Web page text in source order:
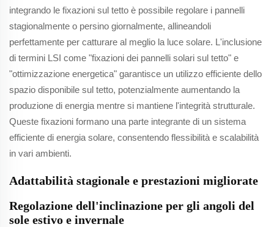
integrando le fixazioni sul tetto è possibile regolare i pannelli
stagionalmente o persino giornalmente, allineandoli
perfettamente per catturare al meglio la luce solare. L'inclusione
di termini LSI come "fixazioni dei pannelli solari sul tetto" e
"ottimizzazione energetica" garantisce un utilizzo efficiente dello
spazio disponibile sul tetto, potenzialmente aumentando la
produzione di energia mentre si mantiene l'integrità strutturale.
Queste fixazioni formano una parte integrante di un sistema
efficiente di energia solare, consentendo flessibilità e scalabilità
in vari ambienti.
Adattabilità stagionale e prestazioni migliorate
Regolazione dell'inclinazione per gli angoli del
sole estivo e invernale